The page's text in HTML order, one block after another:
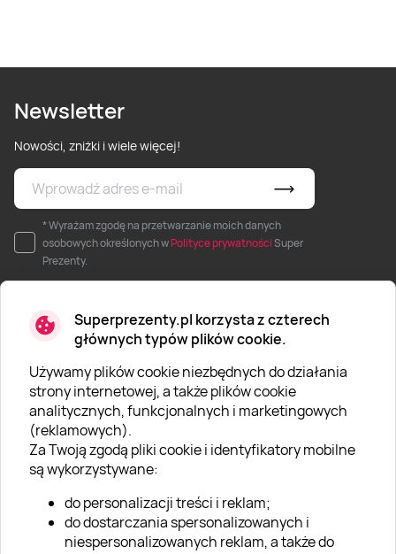
Superprezenty.pl korzysta z czterech
głównych typów plików cookie.
Używamy plików cookie niezbędnych do działania
strony internetowej, a także plików cookie
analitycznych, funkcjonalnych i marketingowych
(reklamowych).
Za Twoją zgodą pliki cookie i identyfikatory mobilne
są wykorzystywane:
do personalizacji treści i reklam;
do dostarczania spersonalizowanych i
niespersonalizowanych reklam, a także do
Newsletter
Nowości, zniżki i wiele więcej!
* Wyrażam zgodę na przetwarzanie moich danych
osobowych określonych wPolityce prywatnościSuper
Prezenty.
O SUPERPREZENTY
O nas
Aktualności
Kariera w Super Prezentach